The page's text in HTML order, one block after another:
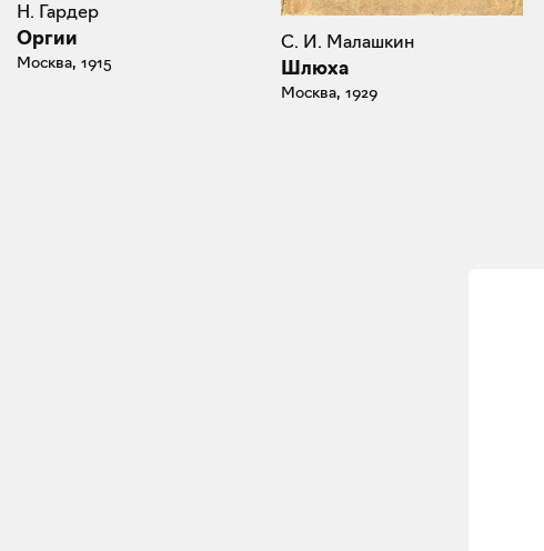
Н. Гардер
Оргии
Москва, 1915
С. И. Малашкин
Шлюха
Москва, 1929